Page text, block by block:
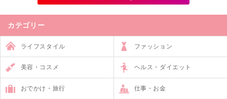
カテゴリー
ライフスタイル ファッション
美容・コスメ ヘルス・ダイエット
おでかけ・旅行 仕事・お金